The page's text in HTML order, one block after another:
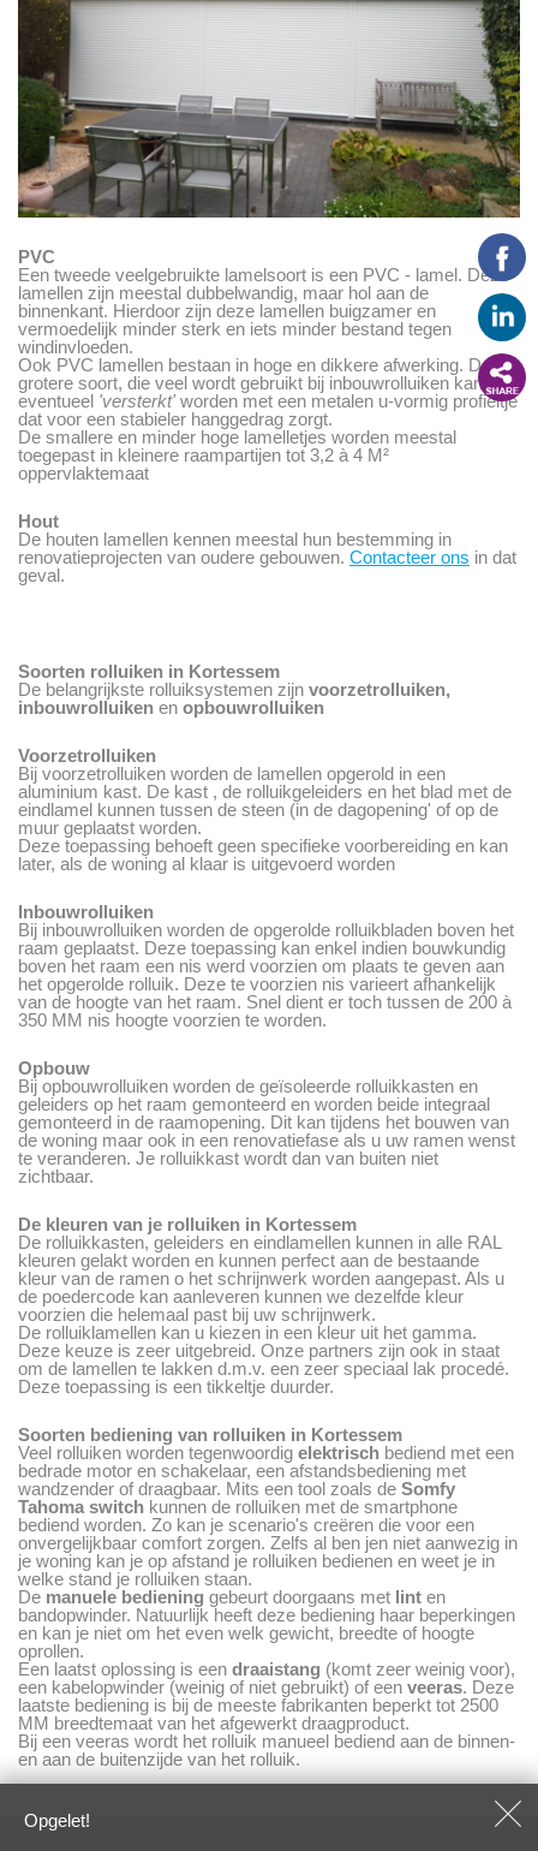
PVC
Een tweede veelgebruikte lamelsoort is een PVC - lamel. Deze
lamellen zijn meestal dubbelwandig, maar hol aan de
binnenkant. Hierdoor zijn deze lamellen buigzamer en
vermoedelijk minder sterk en iets minder bestand tegen
windinvloeden.
Ook PVC lamellen bestaan in hoge en dikkere afwerking. Deze
grotere soort, die veel wordt gebruikt bij inbouwrolluiken kan
eventueel 'versterkt' worden met een metalen u-vormig profieltje
dat voor een stabieler hanggedrag zorgt.
De smallere en minder hoge lamelletjes worden meestal
toegepast in kleinere raampartijen tot 3,2 à 4 M²
oppervlaktemaat
Hout
De houten lamellen kennen meestal hun bestemming in
renovatieprojecten van oudere gebouwen. Contacteer ons in dat
geval.
Soorten rolluiken in Kortessem
De belangrijkste rolluiksystemen zijn voorzetrolluiken,
inbouwrolluiken en opbouwrolluiken
Voorzetrolluiken
Bij voorzetrolluiken worden de lamellen opgerold in een
aluminium kast. De kast , de rolluikgeleiders en het blad met de
eindlamel kunnen tussen de steen (in de dagopening' of op de
muur geplaatst worden.
Deze toepassing behoeft geen specifieke voorbereiding en kan
later, als de woning al klaar is uitgevoerd worden
Inbouwrolluiken
Bij inbouwrolluiken worden de opgerolde rolluikbladen boven het
raam geplaatst. Deze toepassing kan enkel indien bouwkundig
boven het raam een nis werd voorzien om plaats te geven aan
het opgerolde rolluik. Deze te voorzien nis varieert afhankelijk
van de hoogte van het raam. Snel dient er toch tussen de 200 à
350 MM nis hoogte voorzien te worden.
Opbouw
Bij opbouwrolluiken worden de geïsoleerde rolluikkasten en
geleiders op het raam gemonteerd en worden beide integraal
gemonteerd in de raamopening. Dit kan tijdens het bouwen van
de woning maar ook in een renovatiefase als u uw ramen wenst
te veranderen. Je rolluikkast wordt dan van buiten niet
zichtbaar.
De kleuren van je rolluiken in Kortessem
De rolluikkasten, geleiders en eindlamellen kunnen in alle RAL
kleuren gelakt worden en kunnen perfect aan de bestaande
kleur van de ramen o het schrijnwerk worden aangepast. Als u
de poedercode kan aanleveren kunnen we dezelfde kleur
voorzien die helemaal past bij uw schrijnwerk.
De rolluiklamellen kan u kiezen in een kleur uit het gamma.
Deze keuze is zeer uitgebreid. Onze partners zijn ook in staat
om de lamellen te lakken d.m.v. een zeer speciaal lak procedé.
Deze toepassing is een tikkeltje duurder.
Soorten bediening van rolluiken in Kortessem
Veel rolluiken worden tegenwoordig elektrisch bediend met een
bedrade motor en schakelaar, een afstandsbediening met
wandzender of draagbaar. Mits een tool zoals de Somfy
Tahoma switch kunnen de rolluiken met de smartphone
bediend worden. Zo kan je scenario's creëren die voor een
onvergelijkbaar comfort zorgen. Zelfs al ben jen niet aanwezig in
je woning kan je op afstand je rolluiken bedienen en weet je in
welke stand je rolluiken staan.
De manuele bediening gebeurt doorgaans met lint en
bandopwinder. Natuurlijk heeft deze bediening haar beperkingen
en kan je niet om het even welk gewicht, breedte of hoogte
oprollen.
Een laatst oplossing is een draaistang (komt zeer weinig voor),
een kabelopwinder (weinig of niet gebruikt) of een veeras. Deze
laatste bediening is bij de meeste fabrikanten beperkt tot 2500
MM breedtemaat van het afgewerkt draagproduct.
Bij een veeras wordt het rolluik manueel bediend aan de binnen-
en aan de buitenzijde van het rolluik.
Opgelet!